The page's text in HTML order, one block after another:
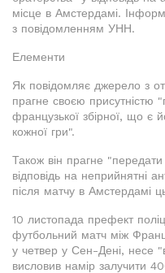
місце в Амстердамі.
з повідомленням УНН.
Елементи
Як повідомляє джерело з
прагне своєю присутністю
французької збірної, що є
кожної гри".
Також він прагне
відповідь на неприйнятні
після матчу в Амстердамі
10 листопада префект
футбольний матч між
у четвер у Сен-Дені, несе
висловив намір залучити